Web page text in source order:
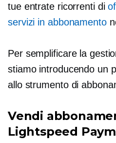
tue entrate ricorrenti di
servizi in abbonamento
Per semplificare la
stiamo introducendo un
allo strumento di
Vendi
Lightspeed